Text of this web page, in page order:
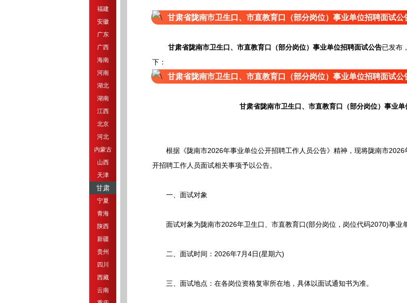
福建
安徽
广东
广西
海南
河南
湖北
湖南
江西
北京
河北
内蒙古
山西
天津
甘肃
宁夏
青海
陕西
新疆
贵州
四川
西藏
云南
甘肃省陇南市卫生口、市直教育口（部分岗位）事业单位招聘面试公
甘肃省陇南市卫生口、市直教育口（部分岗位）事业单位招聘面试公告已发布 ，
下：
甘肃省陇南市卫生口、市直教育口（部分岗位）事业单位招聘面试公
甘肃省陇南市卫生口、市直教育口（部分岗位）事业
根据《陇南市2026年事业单位公开招聘工作人员公告》精神，现将陇南市2026
开招聘工作人员面试相关事项予以公告。
一、面试对象
面试对象为陇南市2026年卫生口、市直教育口(部分岗位，岗位代码2070)事业
二、面试时间：2026年7月4日(星期六)
三、面试地点：在各岗位资格复审所在地，具体以面试通知书为准。